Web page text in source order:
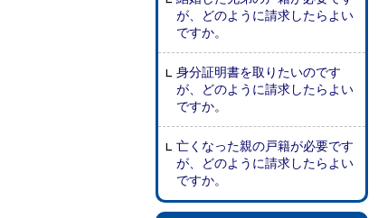
が、どのように請求したらよい
ですか。
身分証明書を取りたいのです
が、どのように請求したらよい
ですか。
亡くなった親の戸籍が必要です
が、どのように請求したらよい
ですか。